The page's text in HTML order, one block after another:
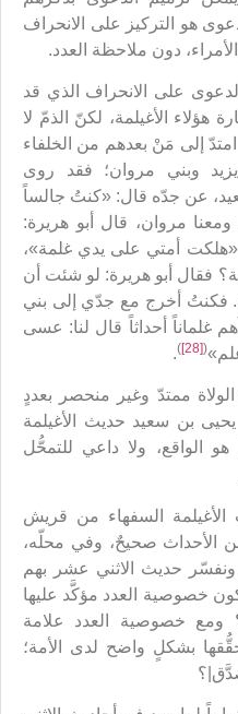
هو التركيز على الانحراف
دون ملاحظة العدد.
على الانحراف الذي قد
هؤلاء الأغيلمة، لكنّ الذمّ لا
إلى مَنْ بعدهم من الخلفاء
وبني مروان؛ فقد روى
عن جدّه قال: «كنتُ جالساً
مروان، قال أبو هريرة:
أمتي على يدي غلمة»،
فقال أبو هريرة: لو شئت أن
فكنتُ أخرج مع جدّي إلى بني
غلماناً أحداثاً قال لنا: عسى
(
[28]
)
.
ممتدّ وغير منحصر بعددٍ
بن سعيد حديث الأغيلمة
الواقع، ولا داعي للتمحُّل
الأغيلمة السفهاء من قريش
الأحداث صحيحٌ، وفي محلّه،
حديث الاثني عشر بهم
خصوصية العدد مؤكَّد عليها
خصوصية العدد علامة
بشكلٍ واضح لدى الأمة؛